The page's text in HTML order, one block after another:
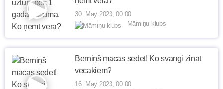
30. May 2023, 00:00
Māmiņu klubs
Bērniņš mācās sēdēt! Ko svarīgi zināt
vecākiem?
16. May 2023, 00:00